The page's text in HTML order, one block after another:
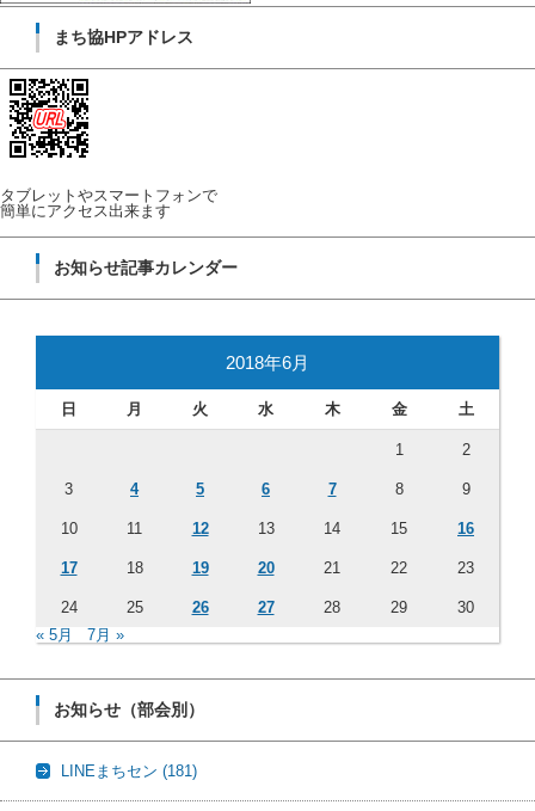
まち協HPアドレス
タブレットやスマートフォンで
簡単にアクセス出来ます
お知らせ記事カレンダー
2018年6月
日 月 火 水 木 金 土
1 2
3 4 5 6 7 8 9
10 11 12 13 14 15 16
17 18 19 20 21 22 23
24 25 26 27 28 29
30
« 5月
7月 »
お知らせ（部会別）
LINEまちセン (181)